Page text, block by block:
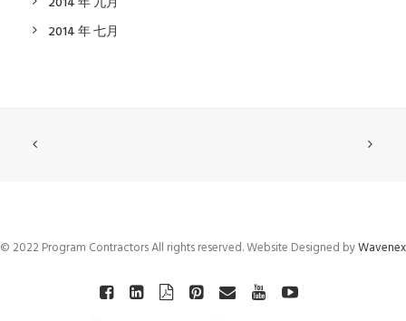
2014 年 七月
© 2022 Program Contractors All rights reserved. Website Designed byWavenex